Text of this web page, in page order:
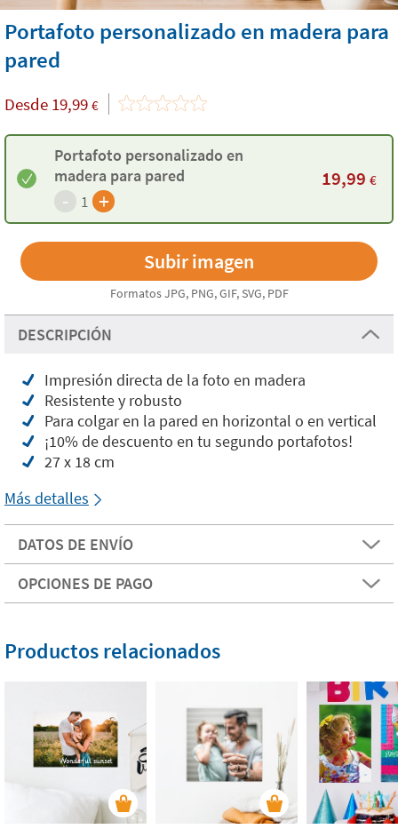
Portafoto personalizado en madera para
pared
Desde 19,99 €
Portafoto personalizado en
madera para pared
- 1 +
19,99 €
Formatos JPG, PNG, GIF, SVG, PDF
DESCRIPCIÓN
Impresión directa de la foto en madera
Resistente y robusto
Para colgar en la pared en horizontal o en vertical
¡10% de descuento en tu segundo portafotos!
27 x 18 cm
Más detalles
DATOS DE ENVÍO
OPCIONES DE PAGO
Productos relacionados